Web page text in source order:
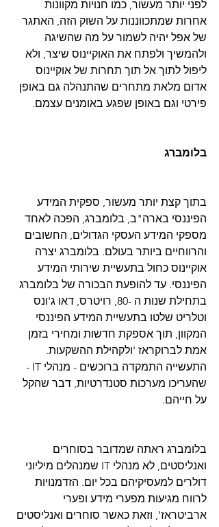
לפני יותר מעשור, כמו חנויות מקוונות
אחרות שמתכווננות על השוק הזה, האתגר
של אפל יהיה לשמור על מה שהשיגה
ולהמשיך ולפתח את האוקיינוס שיצר, ולא
ליפול לתוך אל תוך תחרות של אוקיינוס
אדום מלאת מתחרים שהתנהלה גם באופן
פירטי וגם באופן שפגע באומנים עצמם.
בלומברג
בתוך קצת יותר מעשור, ספקית המידע
הפיננסי בארה"ב, בלומברג, הפכה לאחד
מספקי המידע העסקי הגדולים, החשובים
והרווחיים ביותר בעולם. בלומברג יצרה
אוקיינוס ​​כחול בתעשיית שירותי המידע
הפיננסי. עד להופעת הבכורה של בלומברג
בתחילת שנות ה -80, רויטרס, דאו ג'ונס
וטלריט שלטו בתעשיית המידע הפיננסי
המקוון, תוך אספקת חדשות ומחירי בזמן
אמת לברוקראז 'ולקהילת ההשקעות.
התעשייה התמקדה ברוכשים - מנהלי IT -
שהעריכו מערכות סטנדרטיות, דבר שהקל
על חייהם.
בלומברג ראתה שמדובר בסוחרים
ואנליסטים, לא מנהלי IT שמנהלים מיליוני
דולרים למעסיקיהם בכל יום. הזדמנויות
לרווח מגיעות מפערי מידע ופערי
ארביטראז', וזאת כאשר סוחרים ואנליסטים